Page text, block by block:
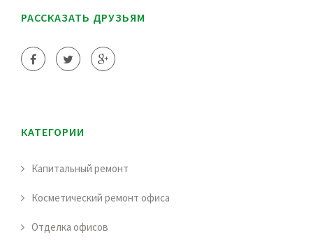
РАССКАЗАТЬ ДРУЗЬЯМ
КАТЕГОРИИ
Капитальный ремонт
Косметический ремонт офиса
Отделка офисов